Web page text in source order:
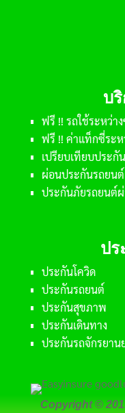
บ
ฟรี !! รถใช้ระหว่า
ฟรี !! ค่าแท็กซี่ระห
เปรียบเทียบประกั
ผ่อนประกันรถยน
ประกันภัยรถยนต์ผ่
ปร
ประกันโควิด
ประกันรถยนต์
ประกันสุขภาพ
ประกันเดินทาง
ประกันรถจักรยาน
Copyright ©